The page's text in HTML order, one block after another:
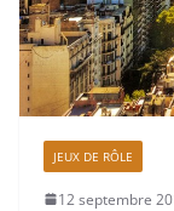
JEUX DE RÔLE
12 septembre